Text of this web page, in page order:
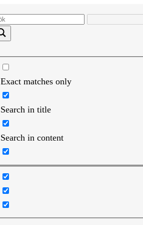
Exact matches only
Search in title
Search in content